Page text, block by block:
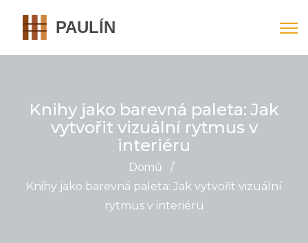
Knihy jako barevná paleta: Jak
vytvořit vizuální rytmus v
interiéru
Domů
/
Knihy jako barevná paleta: Jak vytvořit vizuální
rytmus v interiéru